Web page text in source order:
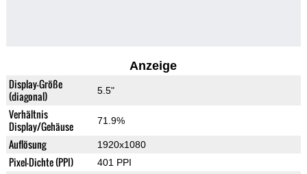
Anzeige
Display-Größe
(diagonal)
5.5"
Verhältnis
Display/Gehäuse
71.9%
Auflösung 1920x1080
Pixel-Dichte (PPI) 401 PPI